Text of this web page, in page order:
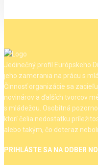
Jedinečný profil Európskeho
jeho zamerania na prácu s
Činnosť organizácie sa
novinárov a ďalších tvorcov
s mládežou. Osobitná
ktorí čelia nedostatku
alebo takým, čo doteraz
PRIHLÁSTE SA NA ODBER